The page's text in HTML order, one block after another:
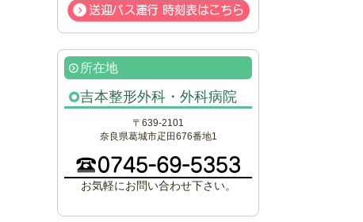
所在地
吉本整形外科・外科病院
〒639-2101
奈良県葛城市疋田676番地1
お気軽にお問い合わせ下さい。